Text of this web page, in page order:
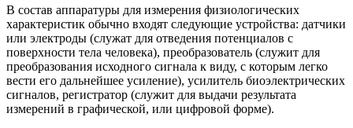
В состав аппаратуры для измерения физиологических
характеристик обычно входят следующие устройства: датчики
или электроды (служат для отведения потенциалов с
поверхности тела человека), преобразователь (служит для
преобразования исходного сигнала к виду, с которым легко
вести его дальнейшее усиление), усилитель биоэлектрических
сигналов, регистратор (служит для выдачи результата
измерений в графической, или цифровой форме).